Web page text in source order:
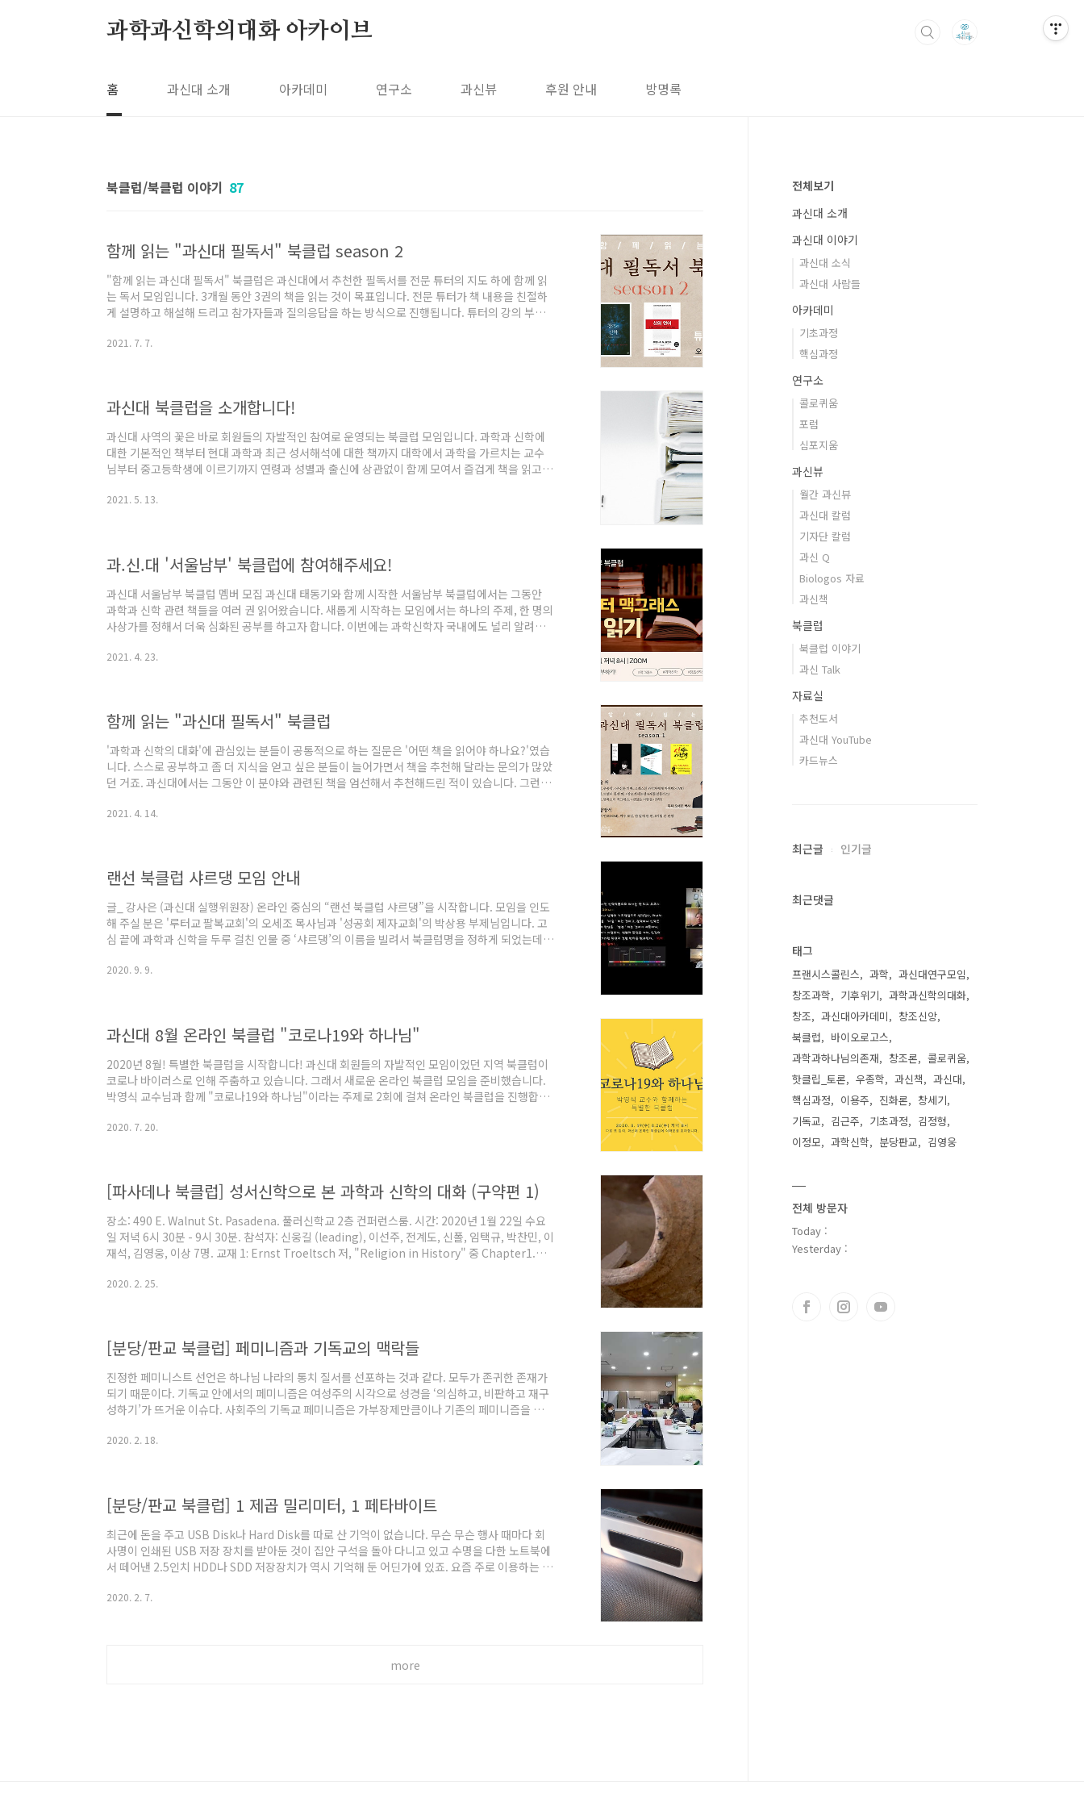
과학과신학의대화 아카이브
홈 과신대 소개 아카데미 연구소 과신뷰 후원 안내 방명록
북클럽/북클럽 이야기 87
함께 읽는 "과신대 필독서" 북클럽 season 2
"함께 읽는 과신대 필독서" 북클럽은 과신대에서 추천한 필독서를 전문 튜터의 지도 하에 함께 읽
는 독서 모임입니다. 3개월 동안 3권의 책을 읽는 것이 목표입니다. 전문 튜터가 책 내용을 친절하
게 설명하고 해설해 드리고 참가자들과 질의응답을 하는 방식으로 진행됩니다. 튜터의 강의 부분
[수강신청 바로가기] ◆ 🔸 진행방식 - 온라인 ZOOM으로 강의, 격주 모임, 한 달에 한권, 3개월 간
2021. 7. 7.
과신대 북클럽을 소개합니다!
과신대 사역의 꽃은 바로 회원들의 자발적인 참여로 운영되는 북클럽 모임입니다. 과학과 신학에
대한 기본적인 책부터 현대 과학과 최근 성서해석에 대한 책까지 대학에서 과학을 가르치는 교수
님부터 중고등학생에 이르기까지 연령과 성별과 출신에 상관없이 함께 모여서 즐겁게 책을 읽고
다. 지역에 상관없이 북클럽에 참여하실 수 있습니다. * 북클럽지기에게 이메일을 보내주시면 친절
2021. 5. 13.
과.신.대 '서울남부' 북클럽에 참여해주세요!
과신대 서울남부 북클럽 멤버 모집 과신대 태동기와 함께 시작한 서울남부 북클럽에서는 그동안
과학과 신학 관련 책들을 여러 권 읽어왔습니다. 새롭게 시작하는 모임에서는 하나의 주제, 한 명의
사상가를 정해서 더욱 심화된 공부를 하고자 합니다. 이번에는 과학신학자 국내에도 널리 알려진
모임: 5월 26일) _ 알리스터 맥그래스의 지성적 회심 (생명의말씀사) / 5월 도서 _ 과학신학 (IVP)
2021. 4. 23.
함께 읽는 "과신대 필독서" 북클럽
'과학과 신학의 대화'에 관심있는 분들이 공통적으로 하는 질문은 '어떤 책을 읽어야 하나요?'였습
니다. 스스로 공부하고 좀 더 지식을 얻고 싶은 분들이 늘어가면서 책을 추천해 달라는 문의가 많았
던 거죠. 과신대에서는 그동안 이 분야와 관련된 책을 엄선해서 추천해드린 적이 있습니다. 그런데
에서는 "함께 읽는 과신대 필독서"라는 북클럽을 개설했습니다. 과신대에서 추천한 필독서를 전문
2021. 4. 14.
랜선 북클럽 샤르댕 모임 안내
글_ 강사은 (과신대 실행위원장) 온라인 중심의 “랜선 북클럽 샤르댕”을 시작합니다. 모임을 인도
해 주실 분은 '루터교 팔복교회'의 오세조 목사님과 '성공회 제자교회'의 박상용 부제님입니다. 고
심 끝에 과학과 신학을 두루 걸친 인물 중 ‘샤르댕’의 이름을 빌려서 북클럽명을 정하게 되었는데
본서로 2회에 걸쳐 '1. 샤르댕은 누구인가?' '2. 샤르댕의 대표작'에 대해서 다뤘습니다. 발제는 오
2020. 9. 9.
과신대 8월 온라인 북클럽 "코로나19와 하나님"
2020년 8월! 특별한 북클럽을 시작합니다! 과신대 회원들의 자발적인 모임이었던 지역 북클럽이
코로나 바이러스로 인해 주춤하고 있습니다. 그래서 새로운 온라인 북클럽 모임을 준비했습니다.
박영식 교수님과 함께 "코로나19와 하나님"이라는 주제로 2회에 걸쳐 온라인 북클럽을 진행합니
습니다. 책은 혼자서 읽지만, 생각은 함께 나눌수 있습니다. 따로 또 같이, 과신대 온라인 북클럽에
2020. 7. 20.
[파사데나 북클럽] 성서신학으로 본 과학과 신학의 대화 (구약편 1)
장소: 490 E. Walnut St. Pasadena. 풀러신학교 2층 컨퍼런스룸. 시간: 2020년 1월 22일 수요
일 저녁 6시 30분 - 9시 30분. 참석자: 신웅길 (leading), 이선주, 전계도, 신폴, 임택규, 박찬민, 이
재석, 김영웅, 이상 7명. 교재 1: Ernst Troeltsch 저, "Religion in History" 중 Chapter1.
Finkelstein and Neil Asher Silberman, "The Bible Unearthed," Prologue,
2020. 2. 25.
[분당/판교 북클럽] 페미니즘과 기독교의 맥락들
진정한 페미니스트 선언은 하나님 나라의 통치 질서를 선포하는 것과 같다. 모두가 존귀한 존재가
되기 때문이다. 기독교 안에서의 페미니즘은 여성주의 시각으로 성경을 ‘의심하고, 비판하고 재구
성하기’가 뜨거운 이슈다. 사회주의 기독교 페미니즘은 가부장제만큼이나 기존의 페미니즘을 해체
가 聖經(성경)의 “경”자인 ‘세로실’을 단서로 성경은 시간과 공간을 초월하는 하나님의 계시와 그
2020. 2. 18.
[분당/판교 북클럽] 1 제곱 밀리미터, 1 페타바이트
최근에 돈을 주고 USB Disk나 Hard Disk를 따로 산 기억이 없습니다. 무슨 무슨 행사 때마다 회
사명이 인쇄된 USB 저장 장치를 받아둔 것이 집안 구석을 돌아 다니고 있고 수명을 다한 노트북에
서 떼어낸 2.5인치 HDD나 SDD 저장장치가 역시 기억해 둔 어딘가에 있죠. 요즘 주로 이용하는 것
은 720KB 였던 것 같습니다. 구멍을 뚫어서 양면을 사용했던 플로피디스크였죠. 이후 처음 사용한
2020. 2. 7.
more
전체보기
과신대 소개
과신대 이야기
과신대 소식
과신대 사람들
아카데미
기초과정
핵심과정
연구소
콜로퀴움
포럼
심포지움
과신뷰
월간 과신뷰
과신대 칼럼
기자단 칼럼
과신 Q
Biologos 자료
과신책
북클럽
북클럽 이야기
과신 Talk
자료실
추천도서
과신대 YouTube
카드뉴스
최근글 인기글
최근댓글
태그
프랜시스콜린스 과학
과신대연구모임
창조과학
기후위기
과학과신학의대화
창조
과신대아카데미
창조신앙
북클럽
바이오로고스
과학과하나님의존재
창조론
콜로퀴움
핫클립_토론
우종학 과신책
과신대
핵심과정
이용주 진화론
창세기
기독교
김근주 기초과정
김정형
이정모
과학신학 분당판교 김영웅
전체 방문자
Today :
Yesterday :